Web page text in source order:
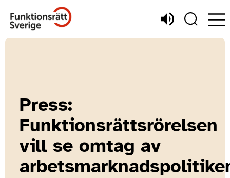
Press:
Funktionsrättsrörelsen
vill se omtag av